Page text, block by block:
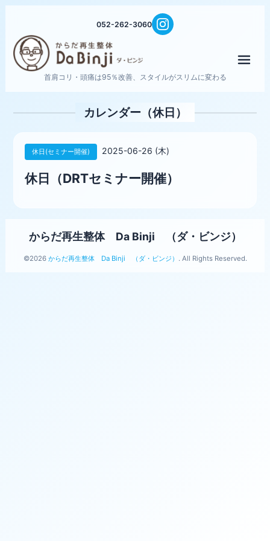
052-262-3060
首肩コリ・頭痛は95％改善、スタイルがスリムに変わる
カレンダー（休日）
休日(セミナー開催) 2025-06-26 (木)
休日（DRTセミナー開催）
からだ再生整体 Da Binji （ダ・ビンジ）
©2026 からだ再生整体 Da Binji （ダ・ビンジ） . All Rights Reserved.